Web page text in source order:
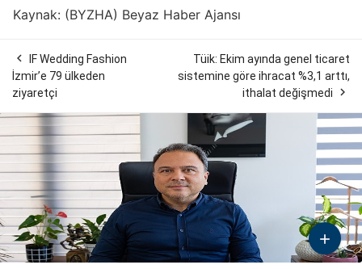
Kaynak: (BYZHA) Beyaz Haber Ajansı

IF Wedding Fashion
İzmir’e 79 ülkeden
ziyaretçi
Tüik: Ekim ayında genel ticaret
sistemine göre ihracat %3,1 arttı,
ithalat değişmedi

